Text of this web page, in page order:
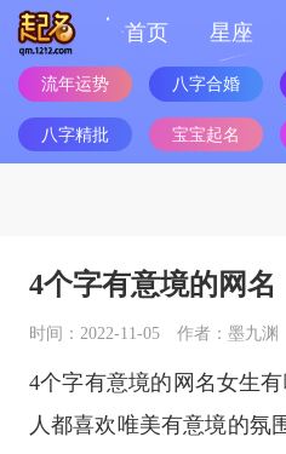
首页 星座
流年运势 八字合婚
八字精批 宝宝起名
4个字有意境的网名
时间：2022-11-05 作者：墨九渊
4个字有意境的网名女生
人都喜欢唯美有意境的氛